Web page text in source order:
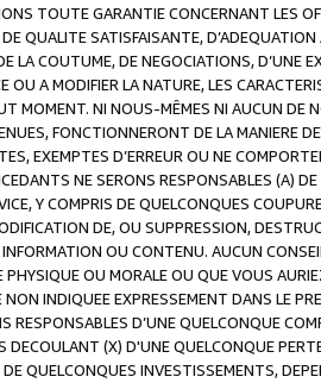
TOUTE GARANTIE CONCERNANT LES
QUALITE SATISFAISANTE,
LA COUTUME, DE NEGOCIATIONS, D’UNE
OU A MODIFIER LA NATURE, LES
MOMENT. NI NOUS-MÊMES NI AUCUN DE
FONCTIONNERONT DE LA MANIERE
EXEMPTES D’ERREUR OU NE
NE SERONS RESPONSABLES (A)
Y COMPRIS DE QUELCONQUES
DE, OU SUPPRESSION,
OU CONTENU. AUCUN
OU MORALE OU QUE VOUS
INDIQUEE EXPRESSEMENT DANS LE
RESPONSABLES D’UNE QUELCONQUE
DECOULANT (X) D'UNE QUELCONQUE
DE QUELCONQUES INVESTISSEMENTS,